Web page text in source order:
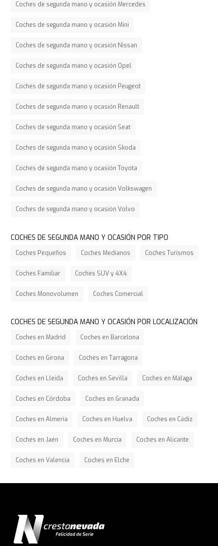
Coches de segunda mano y ocasión Mercedes
Coches de segunda mano y ocasión Mini
Coches de segunda mano y ocasión Nissan
Coches de segunda mano y ocasión Opel
Coches de segunda mano y ocasión Peugeot
Coches de segunda mano y ocasión Renault
Coches de segunda mano y ocasión Seat
Coches de segunda mano y ocasión Skoda
Coches de segunda mano y ocasión Toyota
Coches de segunda mano y ocasión Volkswagen
Coches de segunda mano y ocasión Volvo
COCHES DE SEGUNDA MANO Y OCASIÓN POR TIPO
Coches Pequeños Coches Medianos Coches Turismos
Coches Familiar Coches SUV y 4X4
Coches Monovolumen Coches Comercial
COCHES DE SEGUNDA MANO Y OCASIÓN POR LOCALIZACIÓN
Coches en Madrid Coches en Barcelona
Coches en Girona Coches en Tarragona
Coches en Lleida Coches en Sevilla Coches en Málaga
Coches en Córdoba Coches en Granada
Coches en Almería Coches en Huelva Coches en Cádiz
Coches en Jaén Coches en Murcia Coches en Alicante
Coches en Valencia Coches en Elche